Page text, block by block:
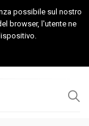
nella Capitanata
possibile sul nostro
browser, l'utente ne